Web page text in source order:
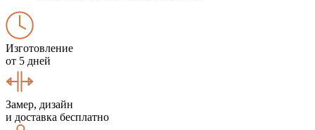
Изготовление
от 5 дней
Замер, дизайн
и доставка бесплатно